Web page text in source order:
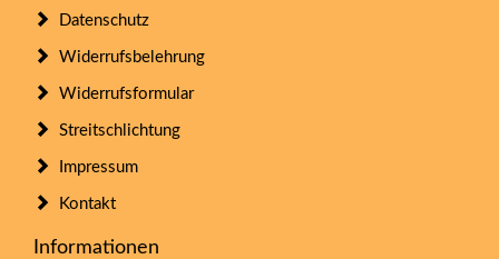
Datenschutz
Widerrufsbelehrung
Widerrufsformular
Streitschlichtung
Impressum
Kontakt
Informationen